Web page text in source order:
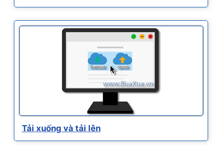
Tải xuống và tải lên